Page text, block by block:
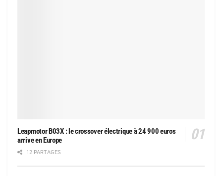
Leapmotor B03X : le crossover électrique à 24 900 euros
arrive en Europe
12 PARTAGES